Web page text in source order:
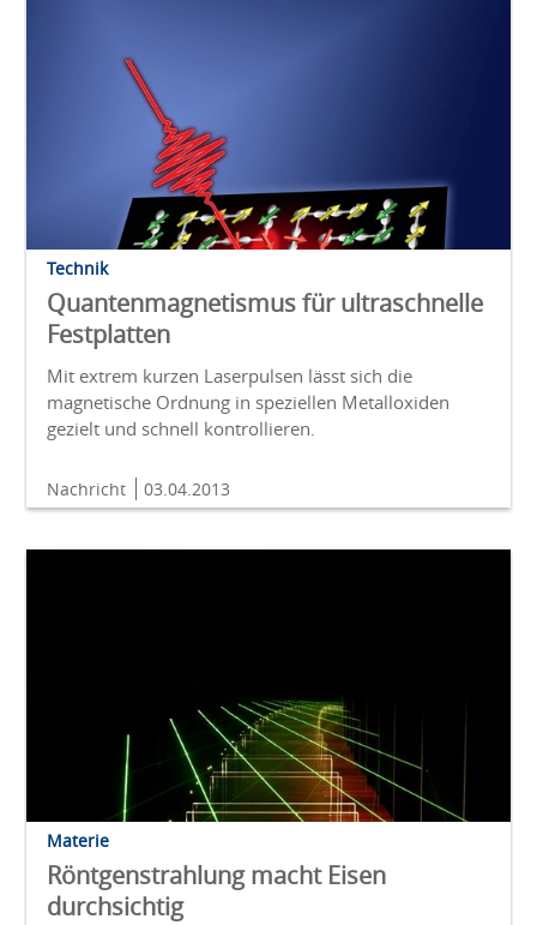
Technik
Quantenmagnetismus für ultraschnelle
Festplatten
Mit extrem kurzen Laserpulsen lässt sich die
magnetische Ordnung in speziellen Metalloxiden
gezielt und schnell kontrollieren.
Nachricht 03.04.2013
Materie
Röntgenstrahlung macht Eisen
durchsichtig